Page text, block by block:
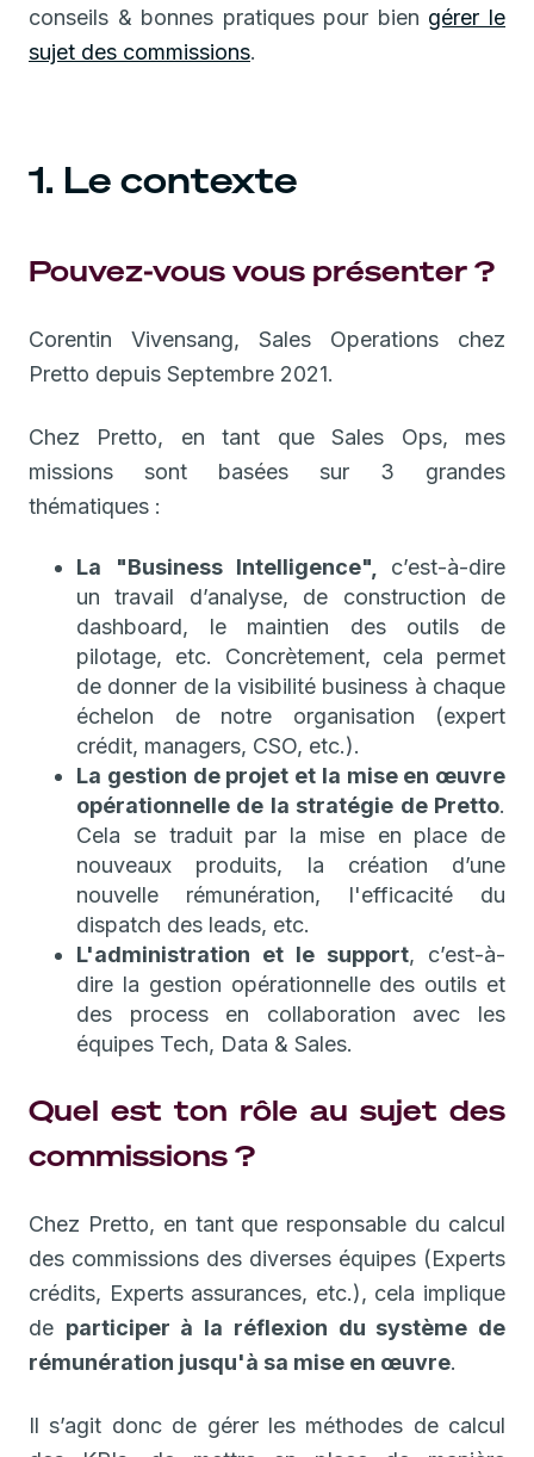
conseils & bonnes pratiques pour bien gérer le
sujet des commissions.
1. Le contexte
Pouvez-vous vous présenter ?
Corentin Vivensang, Sales Operations chez
Pretto depuis Septembre 2021.
Chez Pretto, en tant que Sales Ops, mes
missions sont basées sur 3 grandes
thématiques :
La "Business Intelligence", c’est-à-dire
un travail d’analyse, de construction de
dashboard, le maintien des outils de
pilotage, etc. Concrètement, cela permet
de donner de la visibilité business à chaque
échelon de notre organisation (expert
crédit, managers, CSO, etc.).
La gestion de projet et la mise en œuvre
opérationnelle de la stratégie de Pretto.
Cela se traduit par la mise en place de
nouveaux produits, la création d’une
nouvelle rémunération, l'efficacité du
dispatch des leads, etc.
L'administration et le support, c’est-à-
dire la gestion opérationnelle des outils et
des process en collaboration avec les
équipes Tech, Data & Sales.
Quel est ton rôle au sujet des
commissions ?
Chez Pretto, en tant que responsable du calcul
des commissions des diverses équipes (Experts
crédits, Experts assurances, etc.), cela implique
de participer à la réflexion du système de
rémunération jusqu'à sa mise en œuvre.
Il s’agit donc de gérer les méthodes de calcul